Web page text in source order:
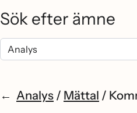
Sök efter ämne
Analys / Mättal /